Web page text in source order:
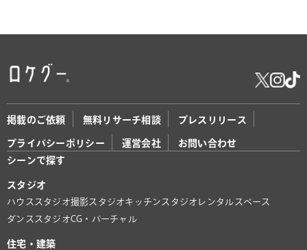
掲載のご依頼 無料リサーチ相談 プレスリリース
プライバシーポリシー 運営会社
お問い合わせ
シーンで探す
スタジオ
ハウススタジオ撮影スタジオキッチンスタジオ レンタルスペース
ダンススタジオCG・バーチャル
住宅・建築